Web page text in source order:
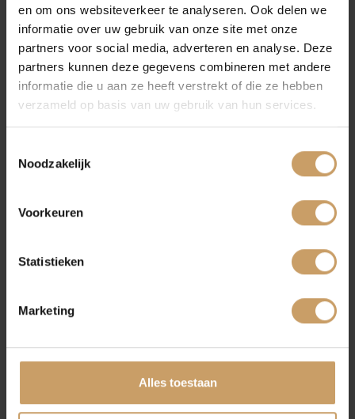
en om ons websiteverkeer te analyseren. Ook delen we
informatie over uw gebruik van onze site met onze
partners voor social media, adverteren en analyse. Deze
partners kunnen deze gegevens combineren met andere
informatie die u aan ze heeft verstrekt of die ze hebben
verzameld op basis van uw gebruik van hun services.
Noodzakelijk
Voorkeuren
Statistieken
Marketing
Alles toestaan
Meer weten? Kennis maken?
Autobedrijf De Baaij. Wij helpen u graag
verder onder het genot van een goede kop
Auto onderhoud plannen
Verkoop
Auto onderhoud
Over Autobedrijf De Baaij
Contact
Afleverpakketten